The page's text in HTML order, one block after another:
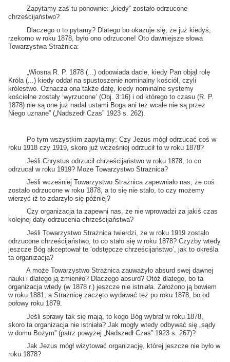
Zapytamy zaś tu ponownie: „kiedy” zostało odrzucone
chrześcijaństwo?
Dlaczego o to pytamy? Dlatego bo okazuje się, że już kiedyś,
rzekomo w roku 1878, było ono odrzucone! Oto dawniejsze słowa
Towarzystwa Strażnica:
„Wiosna R. P. 1878 (...) odpowiada dacie, kiedy Pan objął rolę
Króla (...) kiedy oddał na spustoszenie nominalny kościół, czyli
królestwo. Oznacza ona także datę, kiedy nominalne systemy
kościelne zostały ‘wyrzucone’ (Obj. 3:16) i od którego to czasu (R. P.
1878) nie są one już nadal ustami Boga ani też wcale nie są przez
Niego uznane” („Nadszedł Czas” 1923 s. 262).
Po tym wszystkim zapytajmy: Czy Jezus mógł odrzucać coś w
roku 1918 czy 1919, skoro już wcześniej odrzucił to w roku 1878?
Jeśli Chrystus odrzucił chrześcijaństwo w roku 1878, to co
odrzucał w roku 1919? Może Towarzystwo Strażnica?
Jeśli wcześniej Towarzystwo Strażnica zapewniało nas, że coś
zostało odrzucone w roku 1878, a to się nie stało, to czy możemy
wierzyć iż to zdarzyło się później?
Czy organizacja ta zapewni nas, że nie wprowadzi za jakiś czas
kolejnej daty odrzucenia chrześcijaństwa?
Jeśli Towarzystwo Strażnica twierdzi, że w roku 1919 zostało
odrzucone chrześcijaństwo, to co stało się w roku 1878? Czyżby wtedy
jeszcze Bóg akceptował te ‘odstępcze chrześcijaństwo’, jak to określa
ta organizacja?
A może Towarzystwo Strażnica zauważyło absurd swej dawnej
nauki i dlatego ją zmieniło? Dlaczego absurd? Otóż dlatego, bo ta
organizacja wtedy (w 1878 r.) jeszcze nie istniała. Założono ją bowiem
w roku 1881, a Strażnicę zaczęto wydawać też po roku 1878, bo od
połowy roku 1879.
Jeśli sprawy tak się mają, to kogo Bóg wybrał w roku 1878,
skoro ta organizacja nie istniała? Jak mogły wtedy odbywać się „sądy
w domu Bożym” (patrz powyżej „Nadszedł Czas” 1923 s. 267)?
Jak Jezus mógł wizytować organizację, której jeszcze nie było w
roku 1878?